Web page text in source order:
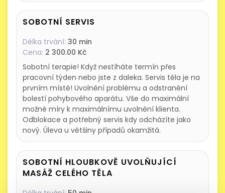
SOBOTNÍ SERVIS
Délka trvání: 30 min
Cena: 2 300.00 Kč
Sobotní terapie! Když nestíháte termín přes
pracovní týden nebo jste z daleka. Servis těla je na
prvním místě! Uvolnění problému a odstranění
bolestí pohybového aparátu. Vše do maximální
možné míry k maximálnímu uvolnění klienta.
Odblokace a potřebný servis kdy odcházíte jako
nový. Úleva u většiny případů okamžitá.
SOBOTNÍ HLOUBKOVĚ UVOLŇUJÍCÍ
MASÁŽ CELÉHO TĚLA